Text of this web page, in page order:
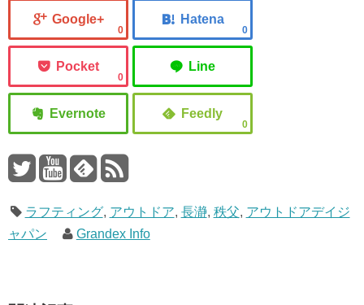
0 0
0
0
ラフティング, アウトドア, 長瀞, 秩父, アウトドアデイジ
ャパン
Grandex Info